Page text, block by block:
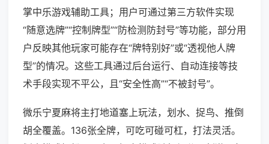
掌中乐游戏辅助工具；用户可通过第三方软件实现
“随意选牌”“控制牌型”“防检测防封号”等功能，部分用
户反映其他玩家可能存在“牌特别好”或“透视他人牌
型”的情况。这些工具通过后台运行、自动连接等技
术手段实现不平公，且“安全性高”“不被封号”。
微乐宁夏麻将主打地道塞上玩法，划水、捉鸟、推倒
胡全覆盖。136张全牌，可吃可碰可杠，打法灵活。